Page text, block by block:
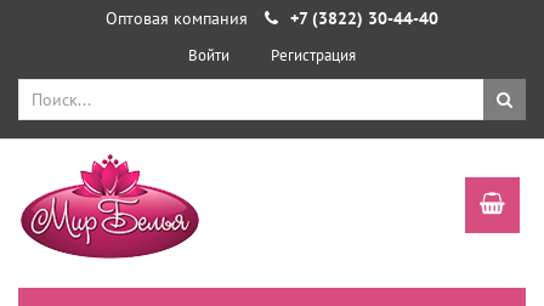
Оптовая компания +7 (3822) 30-44-40
Войти Регистрация